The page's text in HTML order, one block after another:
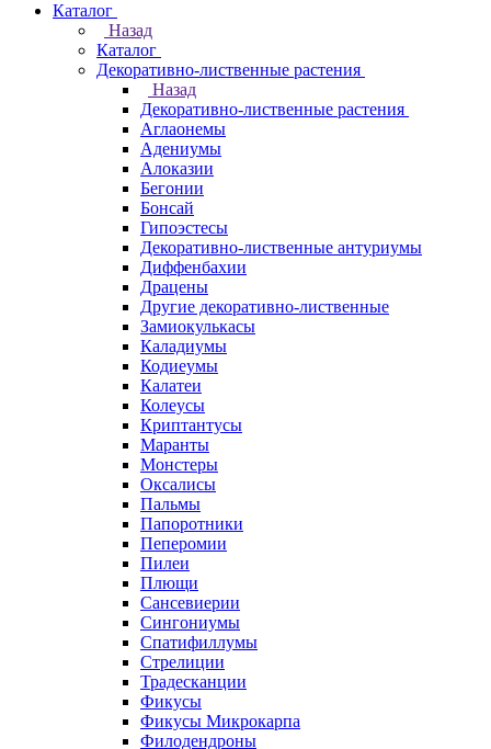
Каталог
Назад
Каталог
Декоративно-лиственные растения
Назад
Декоративно-лиственные растения
Аглаонемы
Адениумы
Алоказии
Бегонии
Бонсай
Гипоэстесы
Декоративно-лиственные антуриумы
Диффенбахии
Драцены
Другие декоративно-лиственные
Замиокулькасы
Каладиумы
Кодиеумы
Калатеи
Колеусы
Криптантусы
Маранты
Монстеры
Оксалисы
Пальмы
Папоротники
Пеперомии
Пилеи
Плющи
Сансевиерии
Сингониумы
Спатифиллумы
Стрелиции
Традесканции
Фикусы
Фикусы Микрокарпа
Филодендроны